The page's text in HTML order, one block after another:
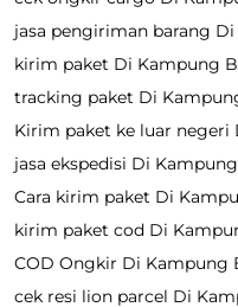
jasa pengiriman barang
kirim paket Di Kampung
tracking paket Di
Kirim paket ke luar negeri
jasa ekspedisi Di
Cara kirim paket Di
kirim paket cod Di
COD Ongkir Di Kampung
cek resi lion parcel Di